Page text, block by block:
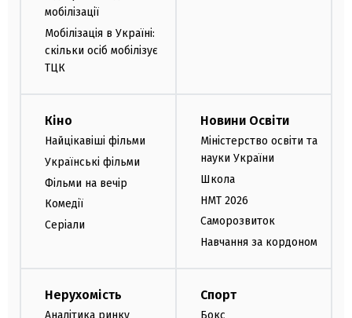
мобілізації
Мобілізація в Україні:
скільки осіб мобілізує
ТЦК
Кіно
Найцікавіші фільми
Українські фільми
Фільми на вечір
Комедії
Серіали
Новини Освіти
Міністерство освіти та
науки України
Школа
НМТ 2026
Саморозвиток
Навчання за кордоном
Нерухомість
Аналітика ринку
Спорт
Бокс